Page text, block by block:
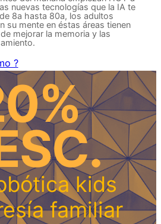
nuevas tecnologías que la IA te
8a hasta 80a, los adultos
su mente en éstas áreas tienen
mejorar la memoria y las
?
kids
familiar